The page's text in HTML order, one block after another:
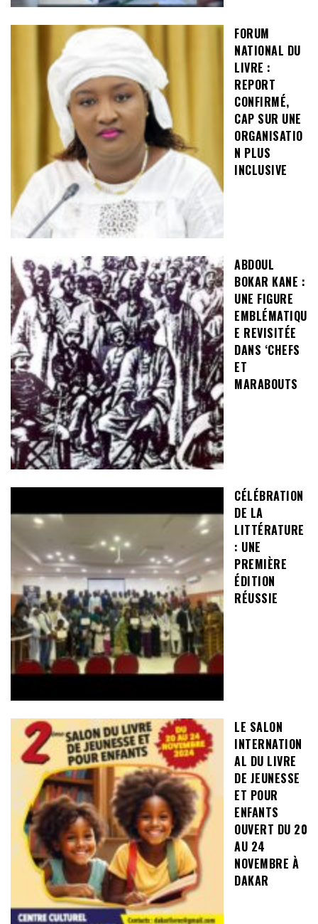
FORUM
NATIONAL DU
LIVRE :
REPORT
CONFIRMÉ,
CAP SUR UNE
ORGANISATIO
N PLUS
INCLUSIVE
ABDOUL
BOKAR KANE :
UNE FIGURE
EMBLÉMATIQU
E REVISITÉE
DANS ‘CHEFS
ET
MARABOUTS
CÉLÉBRATION
DE LA
LITTÉRATURE
: UNE
PREMIÈRE
ÉDITION
RÉUSSIE
LE SALON
INTERNATION
AL DU LIVRE
DE JEUNESSE
ET POUR
ENFANTS
OUVERT DU 20
AU 24
NOVEMBRE À
DAKAR